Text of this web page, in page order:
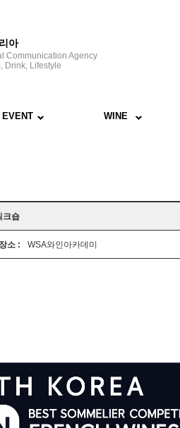
아
Communication Agency
Drink, Lifestyle
EVENT WINE
크숍
장소 : WSA와인아카데미